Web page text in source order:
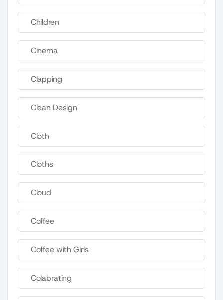
Children
Cinema
Clapping
Clean Design
Cloth
Cloths
Cloud
Coffee
Coffee with Girls
Colabrating